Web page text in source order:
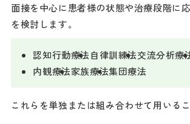
面接を中心に患者様の状態や治療段階に
を検討します。
認知行動療法自律訓練法交流分析療
内観療法家族療法集団療法
これらを単独または組み合わせて用いる